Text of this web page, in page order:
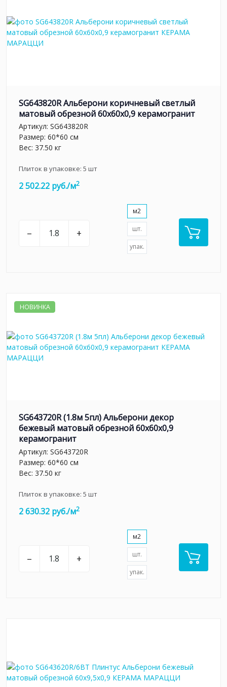
SG643820R Альберони коричневый светлый
матовый обрезной 60x60x0,9 керамогранит
Артикул: SG643820R
Размер: 60*60 см
Вес: 37.50 кг
Плиток в упаковке: 5 шт
2 502.22 руб./м2
– +
м2
шт.
упак.
НОВИНКА
SG643720R (1.8м 5пл) Альберони декор
бежевый матовый обрезной 60x60x0,9
керамогранит
Артикул: SG643720R
Размер: 60*60 см
Вес: 37.50 кг
Плиток в упаковке: 5 шт
2 630.32 руб./м2
– +
м2
шт.
упак.